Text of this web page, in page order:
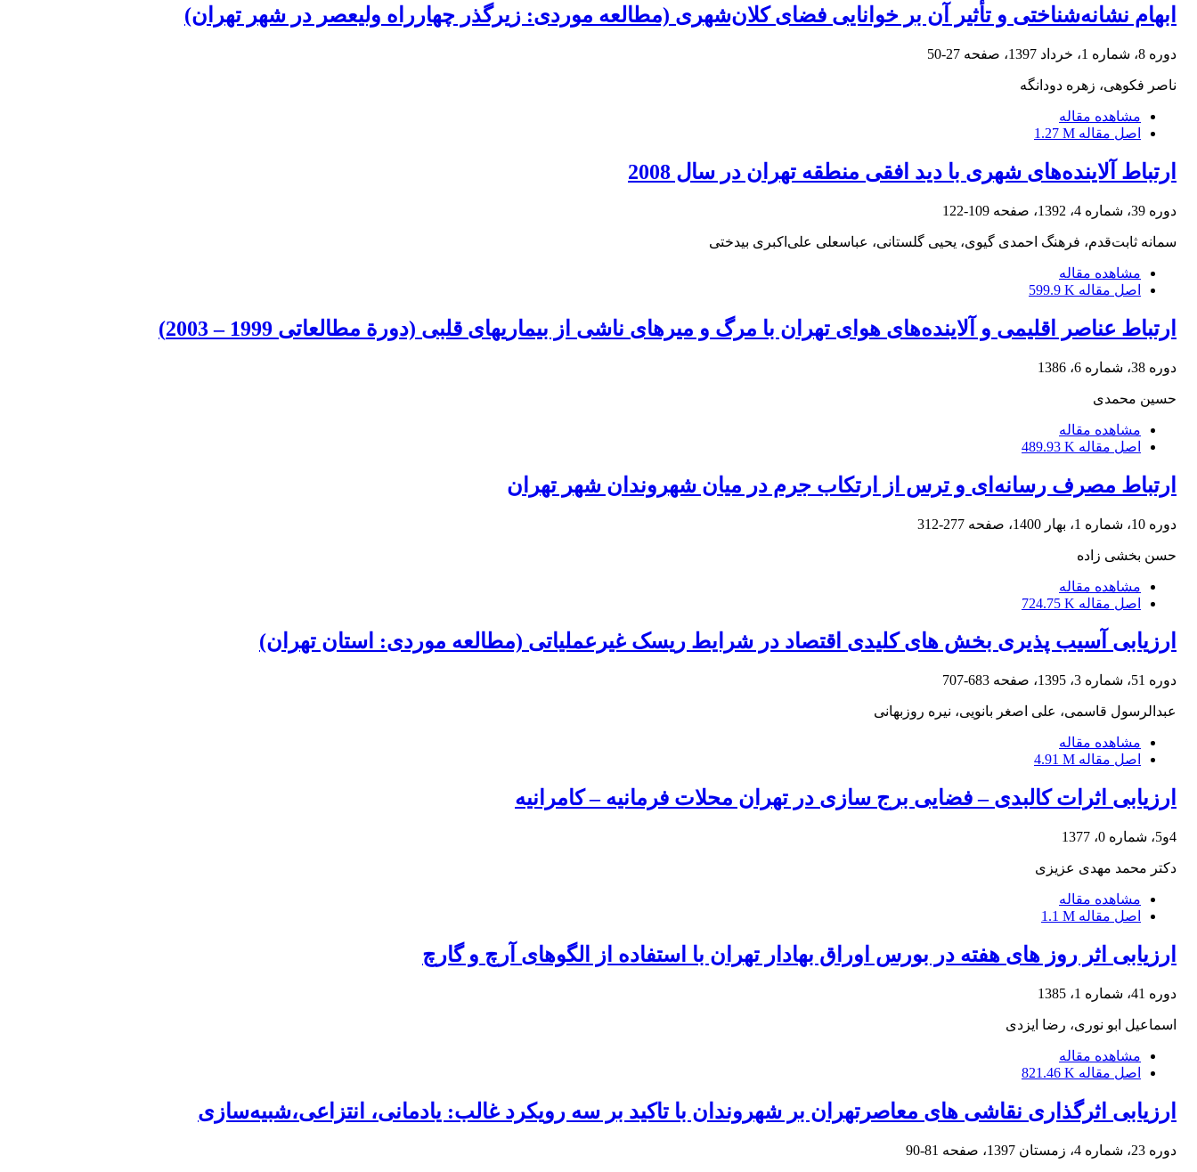
ابهام نشانه‌شناختی و تأثیر آن بر خوانایی فضای کلان‌شهری (مطالعه موردی: زیرگذر چهارراه ولیعصر در شهر تهران)
دوره 8، شماره 1، خرداد 1397، صفحه 27-50
ناصر فکوهی، زهره دودانگه
مشاهده مقاله
اصل مقاله 1.27 M
ارتباط آلاینده‌های شهری با دید افقی منطقه تهران در سال 2008
دوره 39، شماره 4، 1392، صفحه 109-122
سمانه ثابت‌قدم، فرهنگ احمدی گیوی، یحیی گلستانی، عباسعلی علی‌اکبری بیدختی
مشاهده مقاله
اصل مقاله 599.9 K
ارتباط عناصر اقلیمی و آلاینده‌های هوای تهران با مرگ و میرهای ناشی از بیماریهای قلبی (دورة مطالعاتی 1999 – 2003)
دوره 38، شماره 6، 1386
حسین محمدی
مشاهده مقاله
اصل مقاله 489.93 K
ارتباط مصرف رسانه‌ای و ترس از ارتکاب جرم در میان شهروندان شهر تهران
دوره 10، شماره 1، بهار 1400، صفحه 277-312
حسن بخشی زاده
مشاهده مقاله
اصل مقاله 724.75 K
ارزیابی آسیب پذیری بخش های کلیدی اقتصاد در شرایط ریسک غیرعملیاتی (مطالعه موردی: استان تهران)
دوره 51، شماره 3، 1395، صفحه 683-707
عبدالرسول قاسمی، علی اصغر بانویی، نیره روزبهانی
مشاهده مقاله
اصل مقاله 4.91 M
ارزیابی اثرات کالبدی – فضایی برج سازی در تهران محلات فرمانیه – کامرانیه
4و5، شماره 0، 1377
دکتر محمد مهدی عزیزی
مشاهده مقاله
اصل مقاله 1.1 M
ارزیابی اثر روز های هفته در بورس اوراق بهادار تهران با استفاده از الگوهای آرچ و گارچ
دوره 41، شماره 1، 1385
اسماعیل ابو نوری، رضا ایزدی
مشاهده مقاله
اصل مقاله 821.46 K
ارزیابی اثرگذاری نقاشی های معاصرتهران بر شهروندان با تاکید بر سه رویکرد غالب: یادمانی، انتزاعی،شبیه‌سازی
دوره 23، شماره 4، زمستان 1397، صفحه 81-90